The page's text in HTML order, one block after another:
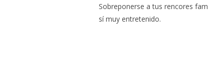
Sobreponerse a tus rencores
sí muy entretenido.